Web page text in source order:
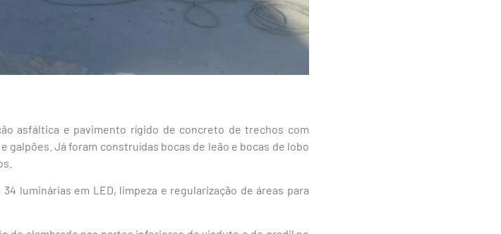
asfáltica e pavimento rígido de concreto de trechos com
galpões. Já foram construídas bocas de leão e bocas de lobo
luminárias em LED, limpeza e regularização de áreas para